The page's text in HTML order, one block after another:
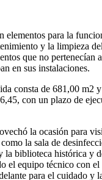
elementos para la
y la limpieza
que no
en sus instalaciones.
consta de 681,00 m2
con un plazo de
la ocasión para
la sala de
la biblioteca histórica y
el equipo técnico con
para el cuidado y